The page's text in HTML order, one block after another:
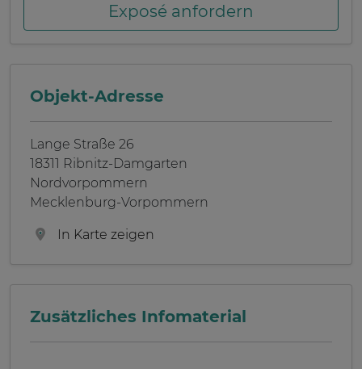
Exposé anfordern
Objekt-Adresse
Lange Straße 26
18311 Ribnitz-Damgarten
Nordvorpommern
Mecklenburg-Vorpommern
In Karte zeigen
Zusätzliches Infomaterial